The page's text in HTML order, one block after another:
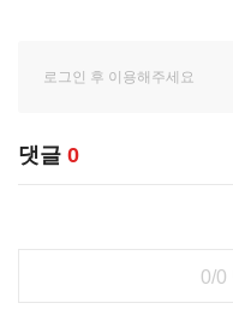
댓글 0
0/0